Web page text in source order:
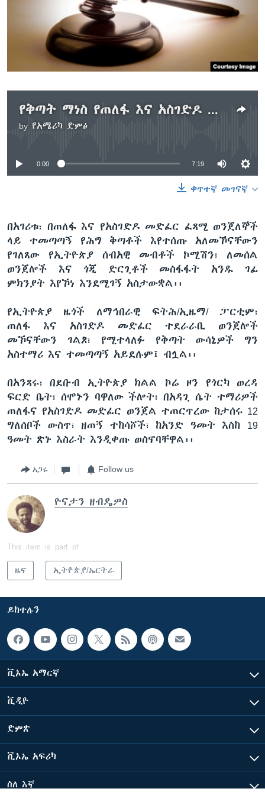
ቋንቋዎች
የቅጣት ማነስ የጠለፋ እና አስገድዶ መድፈር ወንጀልን እያስፋፋ መኾኑ ተጠቆመ
by የአሜሪካ ድምፅ
No media source currently available
0:00 7:19
ቀጥተኛ መገናኛ
በአገሪቱ፣ በጠለፋ እና የአስገድዶ መድፈር ፈጻሚ ወንጀለኞች
ላይ ተመጣጣኝ የሕግ ቅጣቶች እየተሰጡ አለመኾናቸውን
የገለጸው የኢትዮጵያ ሰብአዊ መብቶች ኮሚሽን፣ ለመሰል
ወንጀሎች እና ጎጂ ድርጊቶች መስፋፋት አንዱ ገፊ
ምክንያት እየኾነ እንደሚገኝ አስታውቋል፡፡
የኢትዮጵያ ዜጎች ለማኅበራዊ ፍትሕ/ኢዜማ/ ፓርቲም፣
ጠለፋ እና አስገድዶ መድፈር ተደራራቢ ወንጀሎች
መኾናቸውን ገልጾ፣ የሚተላለፉ የቅጣት ውሳኔዎች ግን
አስተማሪ እና ተመጣጣኝ አይደሉም፤ ብሏል፡፡
በአንጻሩ፣ በደቡብ ኢትዮጵያ ክልል ኮሬ ዞን የጎርካ ወረዳ
ፍርድ ቤት፣ ሰሞኑን ባዋለው ችሎት፣ በአዳጊ ሴት ተማሪዎች
ጠለፋና የአስገድዶ መድፈር ወንጀል ተጠርጥረው ከታሰሩ 12
ግለሰቦች ውስጥ፣ ዘጠኝ ተከሳሾች፣ ከአንድ ዓመት እስከ 19
ዓመት ጽኑ እስራት እንዲቀጡ ወስኖባቸዋል፡፡
አጋሩ Follow us
ዮናታን ዘብዴዎስ
This item is part of
ዜና ኢትዮጵያ/ኤርትራ
ይከተሉን
ቪኦኤ አማርኛ
ቪዲዮ
ድምጽ
ቪኦኤ አፍሪካ
ስለ እኛ